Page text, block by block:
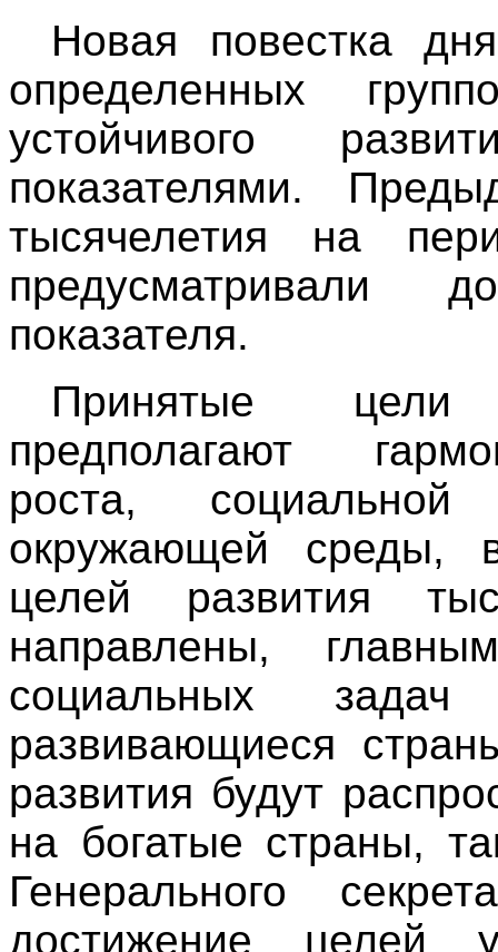
Новая повестка
определенных
устойчивого
показателями.
тысячелетия на
предусматривали
показателя.
Принятые цели
предполагают
роста,
окружающей среды,
целей развития
направлены,
социальных
развивающиеся
развития будут
на богатые страны,
Генерального
достижение целей